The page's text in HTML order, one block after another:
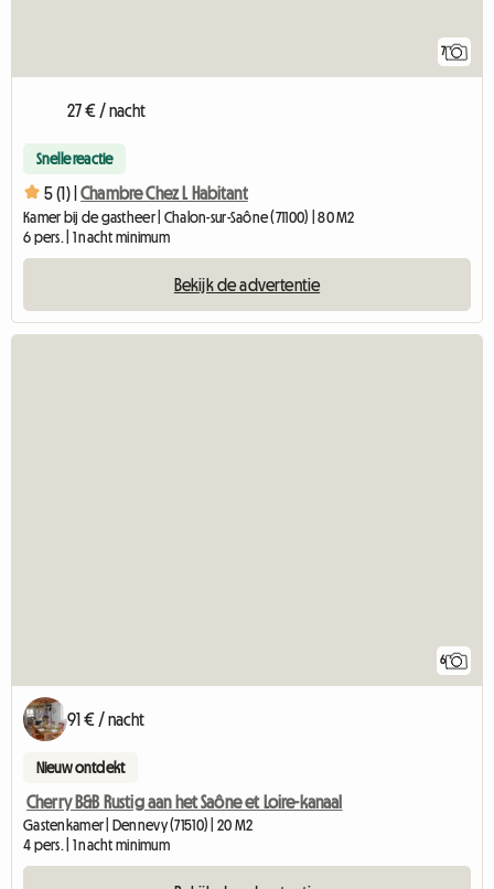
7
27 € / nacht
Snelle reactie
5 (1) | Chambre Chez L Habitant
Kamer bij de gastheer | Chalon-sur-Saône (71100) | 80 M2
6 pers. | 1 nacht minimum
Bekijk de advertentie
6
91 € / nacht
Nieuw ontdekt
Cherry B&B Rustig aan het Saône et Loire-kanaal
Gastenkamer | Dennevy (71510) | 20 M2
4 pers. | 1 nacht minimum